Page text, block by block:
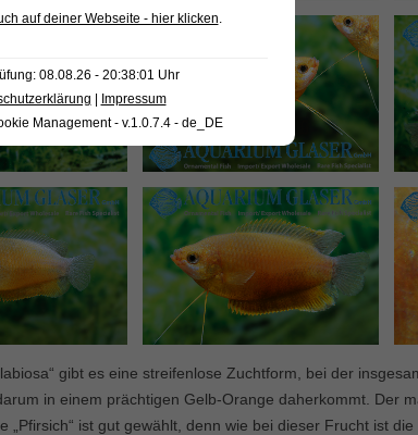
gibt es eine streifenlose Zuchtform, bei der
in einem prächtigen Gelb-Orange daherkommt. Der
„Pfirsich“ ist gut gewählt, denn wie bei dieser Frucht ist
auf deiner Webseite - hier klicken
08.08.26 - 20:38:01 Uhr
| Impressum
Management - v.1.0.7.4 - de_DE